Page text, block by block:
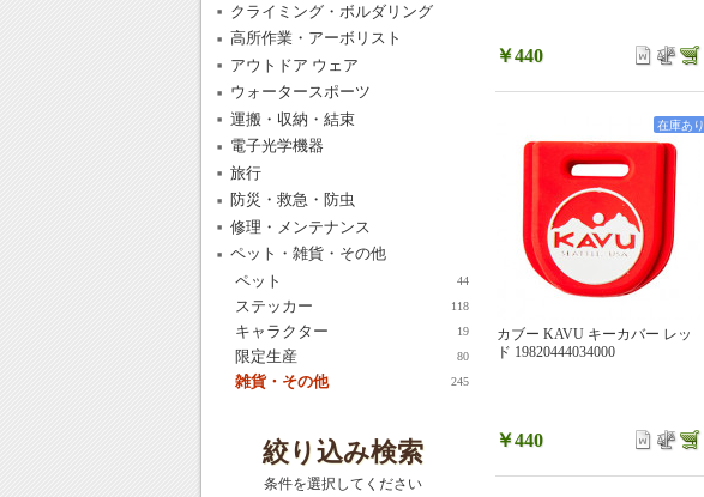
￥440
カブー KAVU キーカバー レッ
ド 19820444034000
￥440
在庫あり
クライミング・ボルダリング
高所作業・アーボリスト
アウトドア ウェア
ウォータースポーツ
運搬・収納・結束
電子光学機器
旅行
防災・救急・防虫
修理・メンテナンス
ペット・雑貨・その他
ペット
44
ステッカー 118
キャラクター 19
限定生産 80
雑貨・その他 245
絞り込み検索
条件を選択してください